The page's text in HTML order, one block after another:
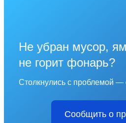
Не убран мусор,
не горит фонарь?
Столкнулись с проблемой —
Сообщить о